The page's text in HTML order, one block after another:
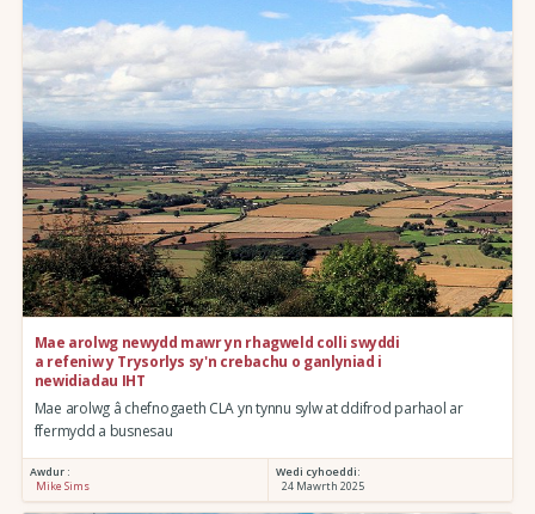
Mae arolwg newydd mawr yn rhagweld colli swyddi
a refeniw y Trysorlys sy'n crebachu o ganlyniad i
newidiadau IHT
Mae arolwg â chefnogaeth CLA yn tynnu sylw at ddifrod parhaol ar
ffermydd a busnesau
Awdur :
Mike Sims
Wedi cyhoeddi:
24 Mawrth 2025